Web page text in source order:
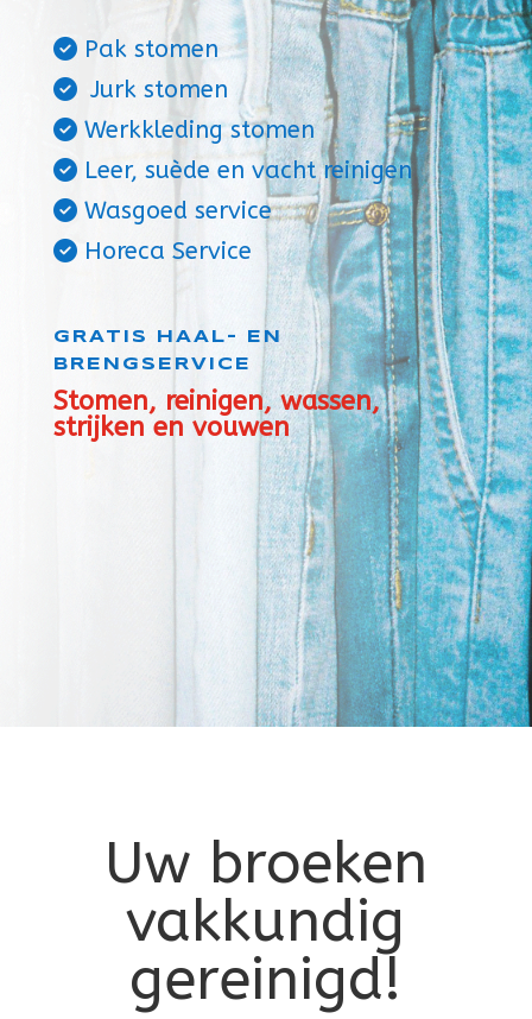
Pak stomen
Jurk stomen
Werkkleding stomen
Leer, suède en vacht reinigen
Wasgoed service
Horeca Service
GRATIS HAAL- EN
BRENGSERVICE
Stomen, reinigen, wassen,
strijken en vouwen
Uw broeken
vakkundig
gereinigd!